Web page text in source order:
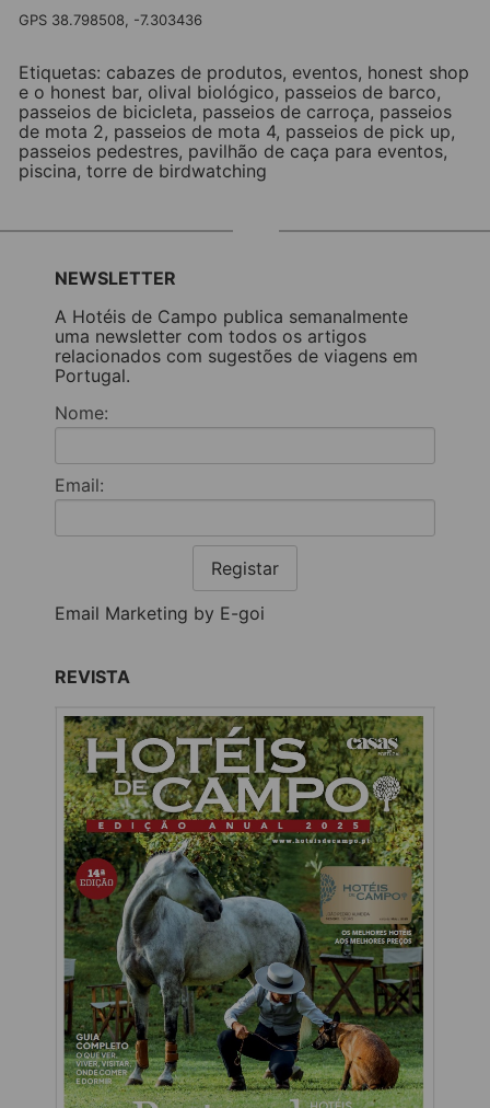
GPS 38.798508, -7.303436
Etiquetas: cabazes de produtos, eventos, honest shop
e o honest bar, olival biológico, passeios de barco,
passeios de bicicleta, passeios de carroça, passeios
de mota 2, passeios de mota 4, passeios de pick up,
passeios pedestres, pavilhão de caça para eventos,
piscina,torre de birdwatching
NEWSLETTER
A Hotéis de Campo publica semanalmente
uma newsletter com todos os artigos
relacionados com sugestões de viagens em
Portugal.
Nome:
Email:
Registar
Email Marketing by E-goi
REVISTA